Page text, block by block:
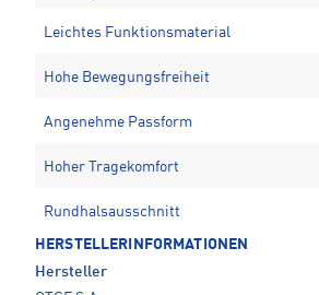
Leichtes Funktionsmaterial
Hohe Bewegungsfreiheit
Angenehme Passform
Hoher Tragekomfort
Rundhalsausschnitt
HERSTELLERINFORMATIONEN
Hersteller